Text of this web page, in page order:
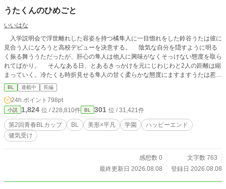
うたくんのひめごと
いいはな
入学説明会で浮世離れした容姿を持つ橘隼人に一目惚れをした鈴谷うたは彼に
見合う人になろうと高校デビューを決意する。 陰気な自分を隠すように明る
く振る舞ううただったが、肝心の隼人は他人に興味がなくそっけない態度を取ら
れてばかり。 そんなある日、とあるきっかけを元にじわじわと2人の距離は縮
まっていく。冷たくも時折見せる隼人の甘く柔らかな態度にますますうたは惹か
れていく。 しかし、嘘が何よりも嫌いだと言う隼人に自分の本当の姿を言い
出せないうたはどこか後ろめたさを感じながら日々を過ごしていた。 日に日
に募る罪悪感に押しつぶされそうになるうた、さらには隼人の幼馴染だと言う可
憐な容姿を持つ転校生までやってきてーーー。 「君は、本当のおれを知っても
嫌わないでいてくれる…？」 懐に入れた相手にはとことん甘い溺愛美形攻め×臆
病な自分を隠して明るく振る舞う平凡一途受け
BL 連載中 長編
24h.ポイント 798pt
小説 1,824 位 / 228,810件 BL 301 位 / 31,421件
第2回青春BLカップ BL 美形×平凡 学園
ハッピーエンド
健気受け
感想数 0
文字数 763
最終更新日 2026.08.08
登録日 2026.08.08